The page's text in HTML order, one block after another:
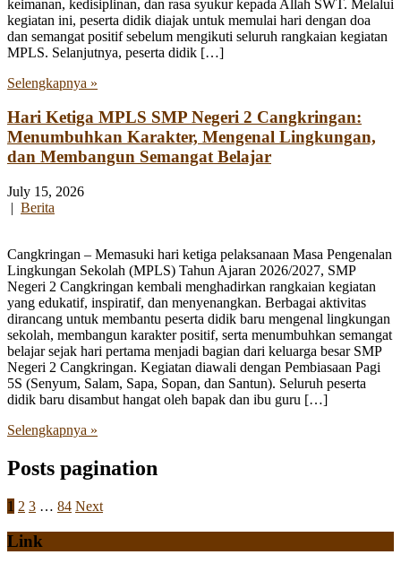
keimanan, kedisiplinan, dan rasa syukur kepada Allah SWT. Melalui
kegiatan ini, peserta didik diajak untuk memulai hari dengan doa
dan semangat positif sebelum mengikuti seluruh rangkaian kegiatan
MPLS. Selanjutnya, peserta didik […]
Selengkapnya »
Hari Ketiga MPLS SMP Negeri 2 Cangkringan:
Menumbuhkan Karakter, Mengenal Lingkungan,
dan Membangun Semangat Belajar
July 15, 2026
| Berita
Cangkringan – Memasuki hari ketiga pelaksanaan Masa Pengenalan
Lingkungan Sekolah (MPLS) Tahun Ajaran 2026/2027, SMP
Negeri 2 Cangkringan kembali menghadirkan rangkaian kegiatan
yang edukatif, inspiratif, dan menyenangkan. Berbagai aktivitas
dirancang untuk membantu peserta didik baru mengenal lingkungan
sekolah, membangun karakter positif, serta menumbuhkan semangat
belajar sejak hari pertama menjadi bagian dari keluarga besar SMP
Negeri 2 Cangkringan. Kegiatan diawali dengan Pembiasaan Pagi
5S (Senyum, Salam, Sapa, Sopan, dan Santun). Seluruh peserta
didik baru disambut hangat oleh bapak dan ibu guru […]
Selengkapnya »
Posts pagination
1 2 3 … 84 Next
Link